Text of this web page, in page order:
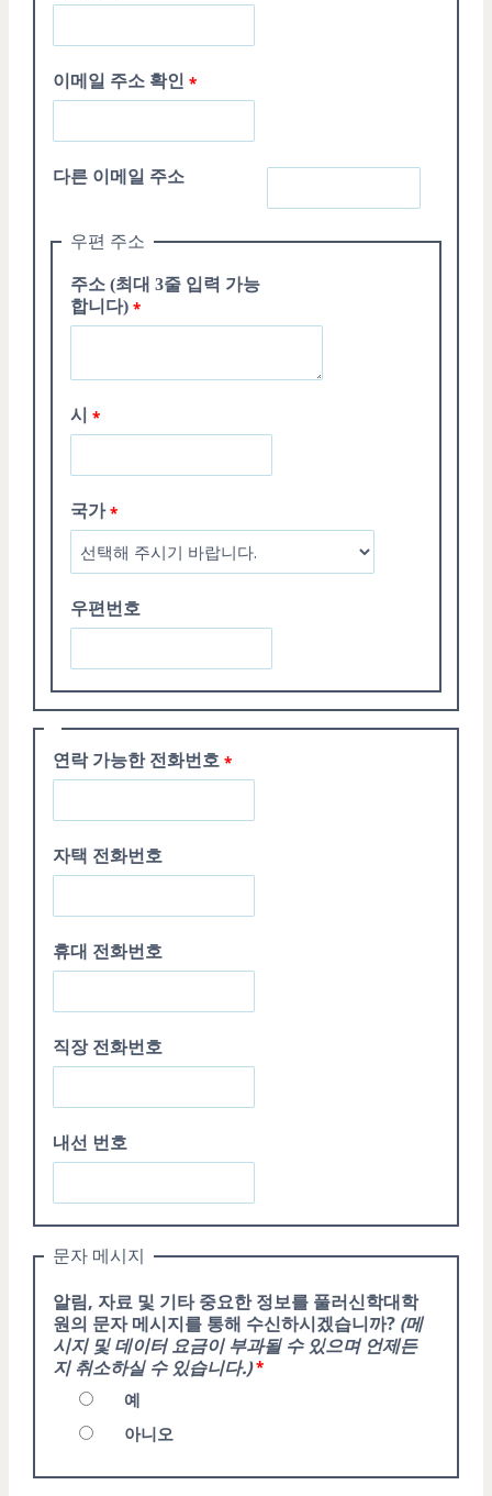
이메일 주소 확인
다른 이메일 주소
우편 주소
주소 (최대 3줄 입력 가능
합니다)
시
국가
우편번호
연락 가능한 전화번호
자택 전화번호
휴대 전화번호
직장 전화번호
내선 번호
문자 메시지
알림, 자료 및 기타 중요한 정보를 풀러신학대학
원의 문자 메시지를 통해 수신하시겠습니까? (메
시지 및 데이터 요금이 부과될 수 있으며 언제든
지 취소하실 수 있습니다.)
예
아니오